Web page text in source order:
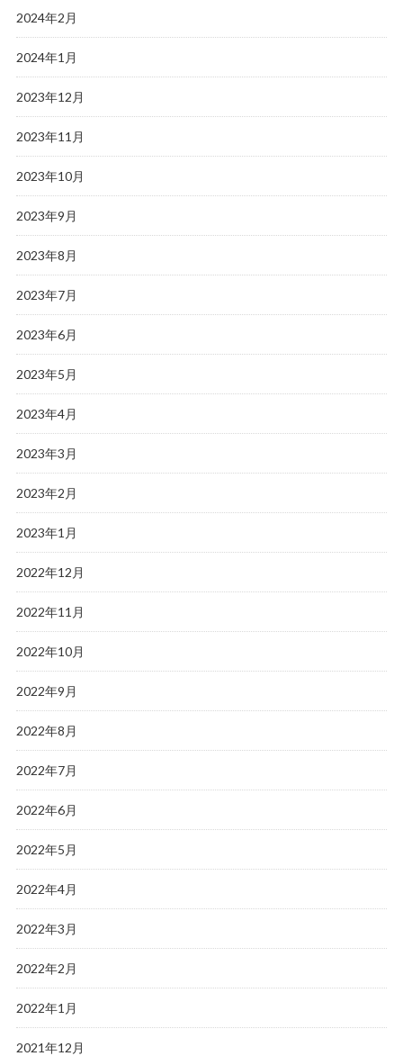
2024年2月
2024年1月
2023年12月
2023年11月
2023年10月
2023年9月
2023年8月
2023年7月
2023年6月
2023年5月
2023年4月
2023年3月
2023年2月
2023年1月
2022年12月
2022年11月
2022年10月
2022年9月
2022年8月
2022年7月
2022年6月
2022年5月
2022年4月
2022年3月
2022年2月
2022年1月
2021年12月